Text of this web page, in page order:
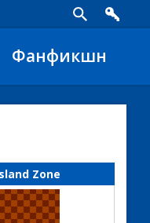
Фанфикшн
Zone